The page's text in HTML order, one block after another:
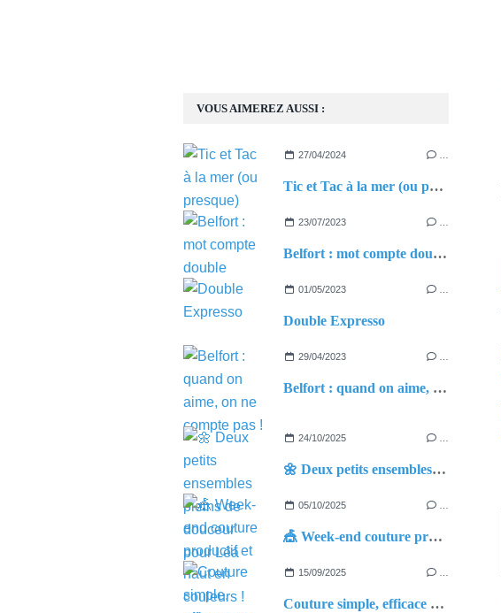
VOUS AIMEREZ AUSSI :
27/04/2024
Tic et Tac à la mer (ou presque)
23/07/2023
Belfort : mot compte double
01/05/2023
Double Expresso
29/04/2023
Belfort : quand on aime, on ne compte pas !
24/10/2025
🌼 Deux petits ensembles pleins de douceur pour Léa
05/10/2025
🎪 Week-end couture productif et haut en couleurs !
15/09/2025
Couture simple, efficace et… trop craquante pour Léa ! 👶✨